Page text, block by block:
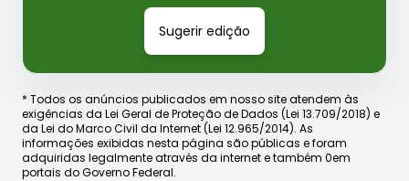
Sugerir edição
* Todos os anúncios publicados em nosso site atendem às
exigências da Lei Geral de Proteção de Dados (Lei 13.709/2018) e
da Lei do Marco Civil da Internet (Lei 12.965/2014). As
informações exibidas nesta página são públicas e foram
adquiridas legalmente através da internet e também 0em
portais do Governo Federal.